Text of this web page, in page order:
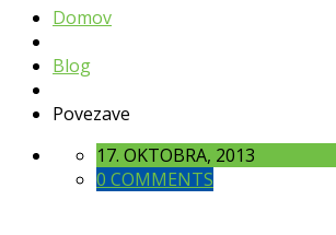
Domov
Blog
Povezave
17. OKTOBRA, 2013
0 COMMENTS